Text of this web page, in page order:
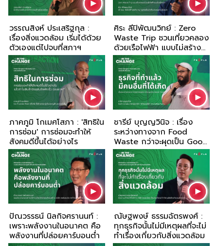
วรรณสิงห์ ประเสริฐกุล :
เรื่องสิ่งแวดล้อม เริ่มได้ด้วย
ตัวเองแต่ไปจบที่สภาฯ
ศิระ ลีปิพัฒนวิทย์ : Zero
Waste Trip ชวนเที่ยวคลอง
ด้วยเรือไฟฟ้า แบบไม่สร้าง
ขยะ
ภาคภูมิ โก เมศโสภา : 'สิทธิใน
การซ่อม' การซ่อมจะทำให้
สังคมดีขึ้นได้อย่างไร
ชารีย์ บุญญวินิจ : เรื่อง
ระหว่างทางจาก Food
Waste กว่าจะผุดเป็น Good
Taste
ปัณวรรธน์ นิลกิจศรานนท์ :
เพราะพลังงานในอนาคต คือ
พลังงานที่ปล่อยคาร์บอนต่ำ
ณัษฐพงษ์ ธรรมฉัตรพงศ์ :
ทุกธุรกิจนั้นไม่มีเหตุผลที่จะไม่
ทำเรื่องเกี่ยวกับสิ่งแวดล้อม